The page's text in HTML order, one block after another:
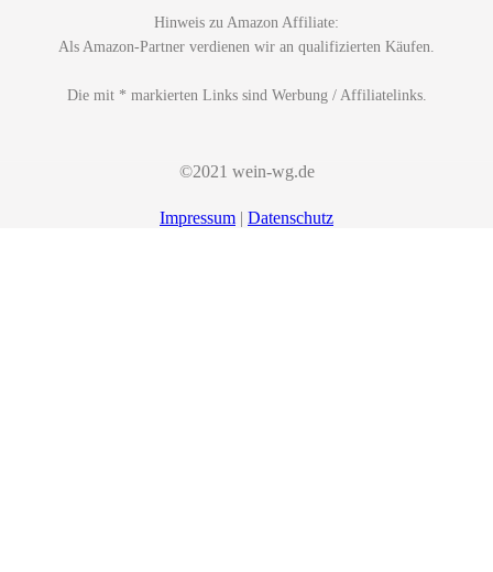
Hinweis zu Amazon Affiliate:
Als Amazon-Partner verdienen wir an qualifizierten Käufen.
Die mit * markierten Links sind Werbung / Affiliatelinks.
©2021 wein-wg.de
Impressum | Datenschutz